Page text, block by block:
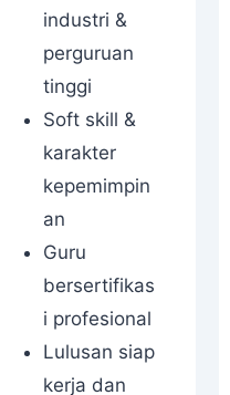
industri &
perguruan
tinggi
Soft skill &
karakter
kepemimpin
an
Guru
bersertifikas
i profesional
Lulusan siap
kerja dan